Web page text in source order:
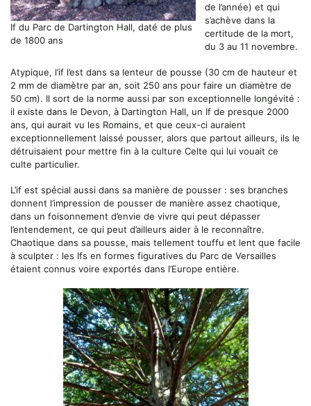
If du Parc de Dartington Hall, daté de plus
de 1800 ans
de l’année) et qui
s’achève dans la
certitude de la mort,
du 3 au 11 novembre.
Atypique, l’if l’est dans sa lenteur de pousse (30 cm de hauteur et
2 mm de diamètre par an, soit 250 ans pour faire un diamètre de
50 cm). Il sort de la norme aussi par son exceptionnelle longévité :
il existe dans le Devon, à Dartington Hall, un If de presque 2000
ans, qui aurait vu les Romains, et que ceux-ci auraient
exceptionnellement laissé pousser, alors que partout ailleurs, ils le
détruisaient pour mettre fin à la culture Celte qui lui vouait ce
culte particulier.
L’if est spécial aussi dans sa manière de pousser : ses branches
donnent l’impression de pousser de manière assez chaotique,
dans un foisonnement d’envie de vivre qui peut dépasser
l’entendement, ce qui peut d’ailleurs aider à le reconnaître.
Chaotique dans sa pousse, mais tellement touffu et lent que facile
à sculpter : les Ifs en formes figuratives du Parc de Versailles
étaient connus voire exportés dans l’Europe entière.